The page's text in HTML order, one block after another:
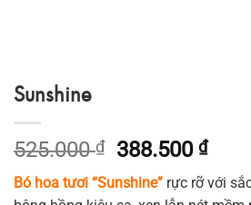
Sunshine
525.000₫
Giá
gốc
là:
388.500₫Giá
hiện
tại
Bó hoa tươi “Sunshine” rực rỡ với